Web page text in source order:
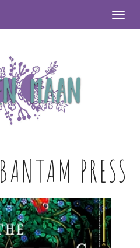
BANTAM PRESS